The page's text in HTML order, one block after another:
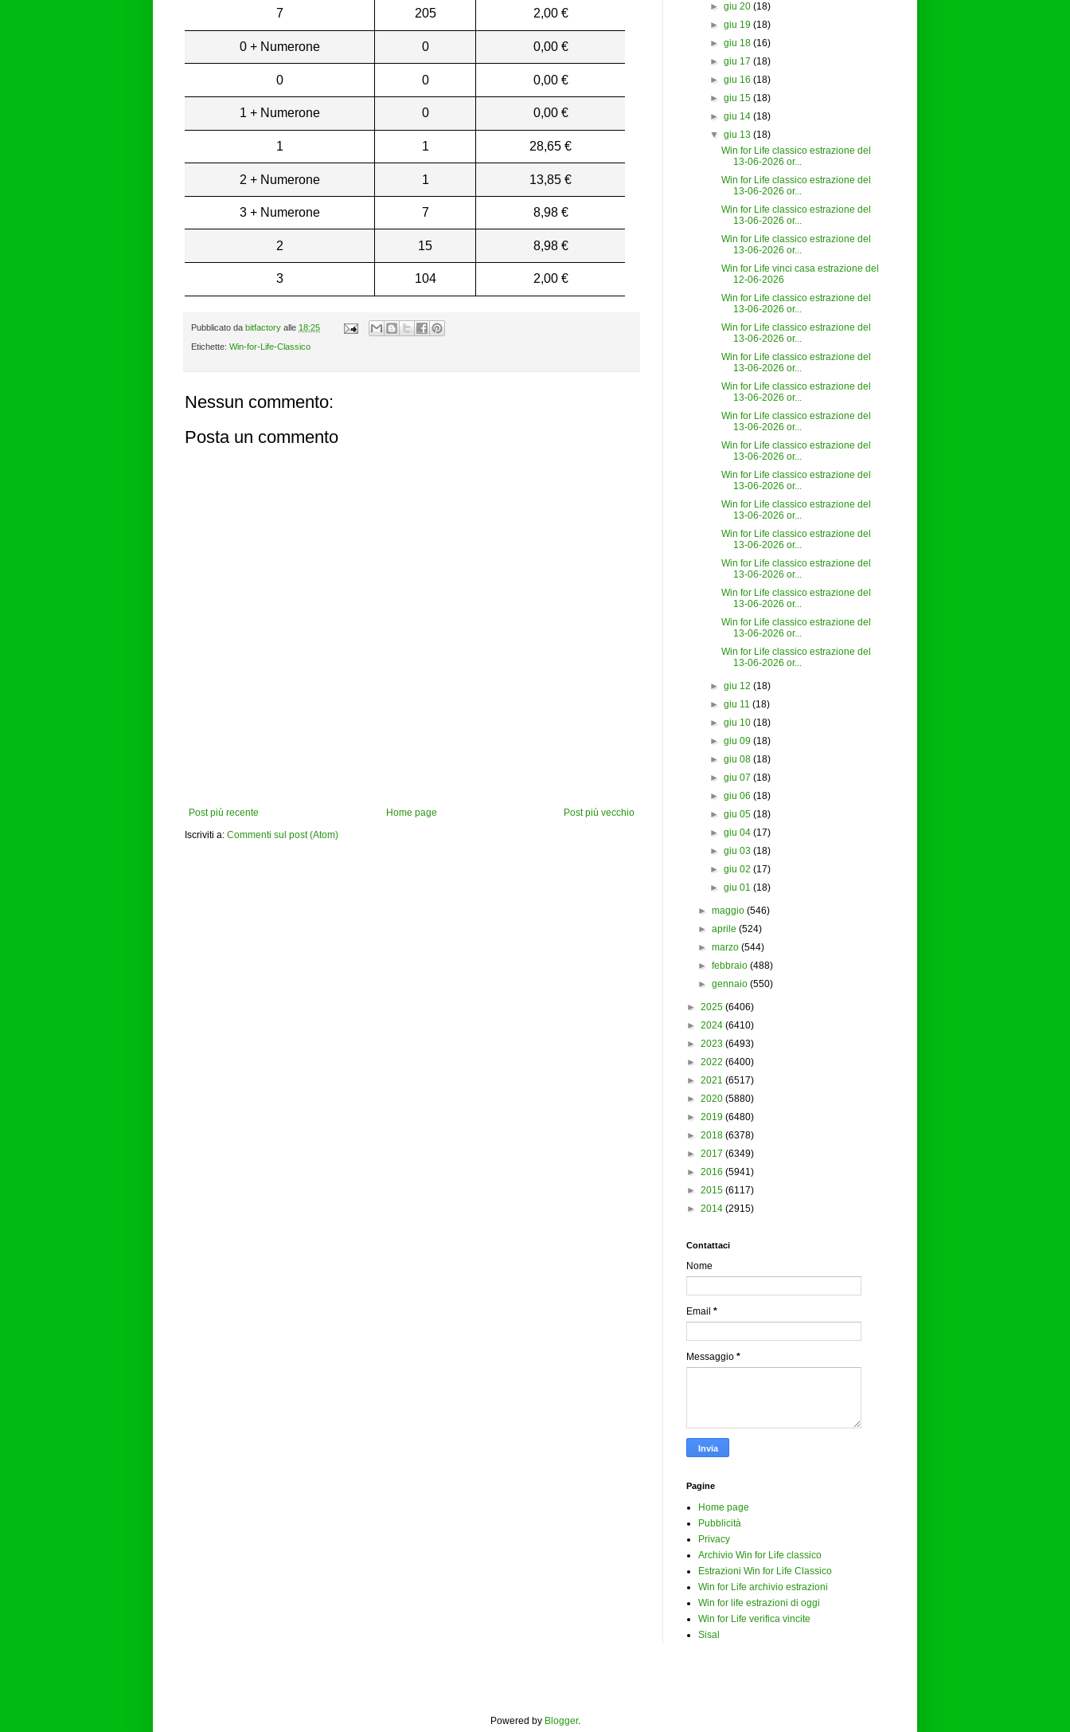
7 205 2,00 €
0 + Numerone 0 0,00 €
0 0 0,00 €
1 + Numerone 0 0,00 €
1 1 28,65 €
2 + Numerone 1 13,85 €
3 + Numerone 7 8,98 €
2 15 8,98 €
3 104 2,00 €
Pubblicato da bitfactory alle 18:25
Etichette: Win-for-Life-Classico
Nessun commento:
Posta un commento
Post più recente Post più vecchio
Home page
Iscriviti a: Commenti sul post (Atom)
► giu 20 (18)
► giu 19 (18)
► giu 18 (16)
► giu 17 (18)
► giu 16 (18)
► giu 15 (18)
► giu 14 (18)
▼ giu 13 (18)
Win for Life classico estrazione del
13-06-2026 or...
Win for Life classico estrazione del
13-06-2026 or...
Win for Life classico estrazione del
13-06-2026 or...
Win for Life classico estrazione del
13-06-2026 or...
Win for Life vinci casa estrazione del
12-06-2026
Win for Life classico estrazione del
13-06-2026 or...
Win for Life classico estrazione del
13-06-2026 or...
Win for Life classico estrazione del
13-06-2026 or...
Win for Life classico estrazione del
13-06-2026 or...
Win for Life classico estrazione del
13-06-2026 or...
Win for Life classico estrazione del
13-06-2026 or...
Win for Life classico estrazione del
13-06-2026 or...
Win for Life classico estrazione del
13-06-2026 or...
Win for Life classico estrazione del
13-06-2026 or...
Win for Life classico estrazione del
13-06-2026 or...
Win for Life classico estrazione del
13-06-2026 or...
Win for Life classico estrazione del
13-06-2026 or...
Win for Life classico estrazione del
13-06-2026 or...
► giu 12 (18)
► giu 11 (18)
► giu 10 (18)
► giu 09 (18)
► giu 08 (18)
► giu 07 (18)
► giu 06 (18)
► giu 05 (18)
► giu 04 (17)
► giu 03 (18)
► giu 02 (17)
► giu 01 (18)
►maggio (546)
►aprile (524)
►marzo (544)
►febbraio (488)
►gennaio (550)
► 2025 (6406)
► 2024 (6410)
► 2023 (6493)
► 2022 (6400)
► 2021 (6517)
► 2020 (5880)
► 2019 (6480)
► 2018 (6378)
► 2017 (6349)
► 2016 (5941)
► 2015 (6117)
► 2014 (2915)
Contattaci
Nome
Email *
Messaggio *
Pagine
Home page
Pubblicità
Privacy
Archivio Win for Life classico
Estrazioni Win for Life Classico
Win for Life archivio estrazioni
Win for life estrazioni di oggi
Win for Life verifica vincite
Sisal
Powered by Blogger.